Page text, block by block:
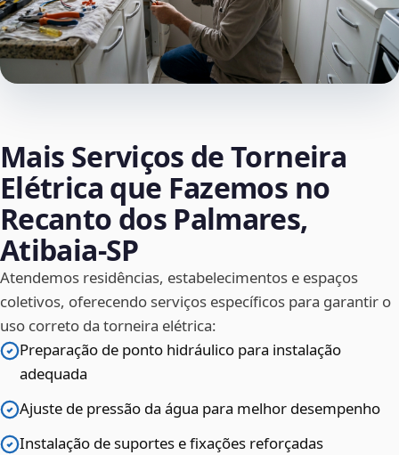
Mais Serviços de Torneira
Elétrica que Fazemos no
Recanto dos Palmares,
Atibaia‑SP
Atendemos residências, estabelecimentos e espaços
coletivos, oferecendo serviços específicos para garantir o
uso correto da torneira elétrica:
Preparação de ponto hidráulico para instalação
adequada
Ajuste de pressão da água para melhor desempenho
Instalação de suportes e fixações reforçadas